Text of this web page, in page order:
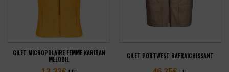
GILET MICROPOLAIRE FEMME KARIBAN
MÉLODIE
GILET PORTWEST RAFRAICHISSANT